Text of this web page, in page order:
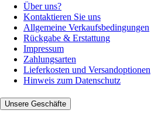
Über uns?
Kontaktieren Sie uns
Allgemeine Verkaufsbedingungen
Rückgabe & Erstattung
Impressum
Zahlungsarten
Lieferkosten und Versandoptionen
Hinweis zum Datenschutz
Unsere Geschäfte